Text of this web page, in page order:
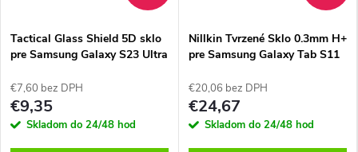
Tactical Glass Shield 5D sklo
pre Samsung Galaxy S23 Ultra
€7,60 bez DPH
€9,35
Skladom do 24/48 hod
Nillkin Tvrzené Sklo 0.3mm H+
pre Samsung Galaxy Tab S11
€20,06 bez DPH
€24,67
Skladom do 24/48 hod